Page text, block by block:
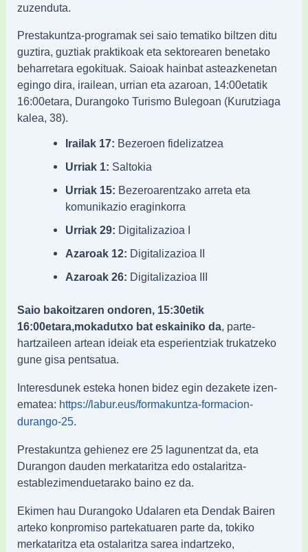
zuzenduta.
Prestakuntza-programak sei saio tematiko biltzen ditu
guztira, guztiak praktikoak eta sektorearen benetako
beharretara egokituak. Saioak hainbat asteazkenetan
egingo dira, irailean, urrian eta azaroan, 14:00etatik
16:00etara, Durangoko Turismo Bulegoan (Kurutziaga
kalea, 38).
Irailak 17: Bezeroen fidelizatzea
Urriak 1: Saltokia
Urriak 15: Bezeroarentzako arreta eta
komunikazio eraginkorra
Urriak 29: Digitalizazioa I
Azaroak 12: Digitalizazioa II
Azaroak 26: Digitalizazioa III
Saio bakoitzaren ondoren, 15:30etik
16:00etara,mokadutxo bat eskainiko da, parte-
hartzaileen artean ideiak eta esperientziak trukatzeko
gune gisa pentsatua.
Interesdunek esteka honen bidez egin dezakete izen-
ematea: https://labur.eus/formakuntza-formacion-
durango-25.
Prestakuntza gehienez ere 25 lagunentzat da, eta
Durangon dauden merkataritza edo ostalaritza-
establezimenduetarako baino ez da.
Ekimen hau Durangoko Udalaren eta Dendak Bairen
arteko konpromiso partekatuaren parte da, tokiko
merkataritza eta ostalaritza sarea indartzeko,